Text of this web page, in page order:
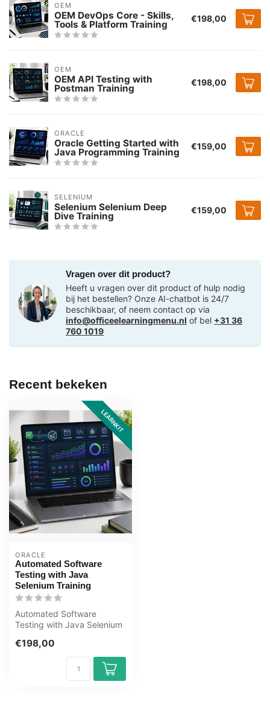
OEM
OEM DevOps Core - Skills,
Tools & Platform Training €198,00
OEM
OEM API Testing with
Postman Training €198,00
ORACLE
Oracle Getting Started with
Java Programming Training €159,00
SELENIUM
Selenium Selenium Deep
Dive Training €159,00
Vragen over dit product?
Heeft u vragen over dit product of hulp nodig
bij het bestellen? Onze AI-chatbot is 24/7
beschikbaar, of neem contact op via
info@officeelearningmenu.nl of bel +31 36
760 1019
Recent bekeken
LEARNKIT
ORACLE
Automated Software
Testing with Java
Selenium Training
Automated Software
Testing with Java Selenium
Gecertificeerd...
€198,00